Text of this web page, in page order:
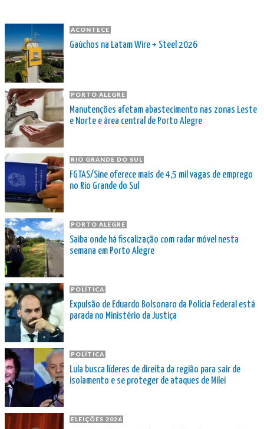
ACONTECE
Gaúchos na Latam Wire + Steel 2026
PORTO ALEGRE
Manutenções afetam abastecimento nas zonas Leste
e Norte e área central de Porto Alegre
RIO GRANDE DO SUL
FGTAS/Sine oferece mais de 4,5 mil vagas de emprego
no Rio Grande do Sul
PORTO ALEGRE
Saiba onde há fiscalização com radar móvel nesta
semana em Porto Alegre
POLÍTICA
Expulsão de Eduardo Bolsonaro da Polícia Federal está
parada no Ministério da Justiça
POLÍTICA
Lula busca líderes de direita da região para sair de
isolamento e se proteger de ataques de Milei
ELEIÇÕES 2026